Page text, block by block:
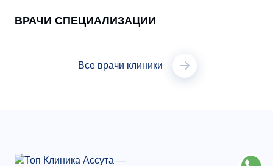
ВРАЧИ СПЕЦИАЛИЗАЦИИ
Все врачи клиники